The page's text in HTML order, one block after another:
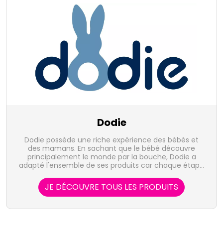
Dodie
Dodie possède une riche expérience des bébés et
des mamans. En sachant que le bébé découvre
principalement le monde par la bouche, Dodie a
adapté l'ensemble de ses produits car chaque étape
JE DÉCOUVRE TOUS LES PRODUITS